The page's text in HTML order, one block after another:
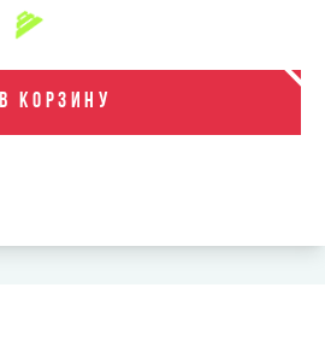
В корзину